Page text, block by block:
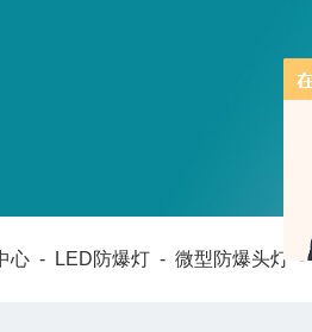
心 - LED防爆灯 -微型防爆头灯